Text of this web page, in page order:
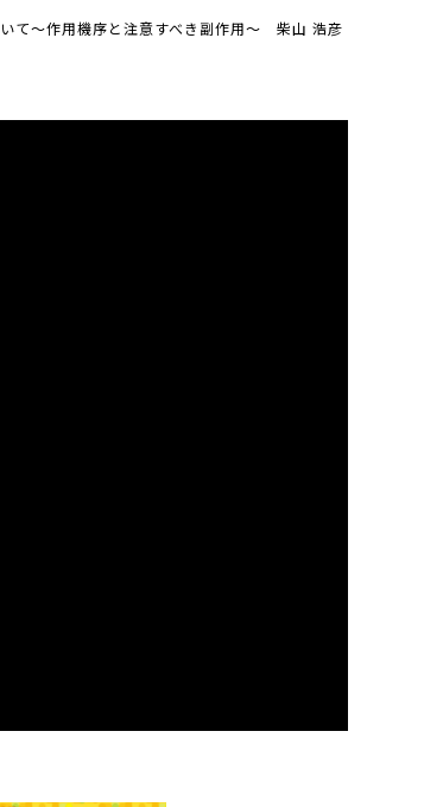
て～作用機序と注意すべき副作用～ 柴山 浩彦